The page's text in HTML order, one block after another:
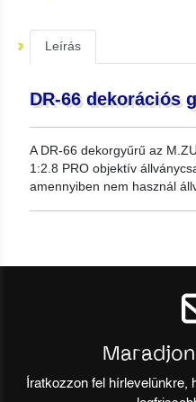
Leírás
DR-66 dekorációs
A DR‑66 dekorgyűrű az
1:2.8 PRO objektív
amennyiben nem használ
Íratkozzon fel hírlevelünkre,